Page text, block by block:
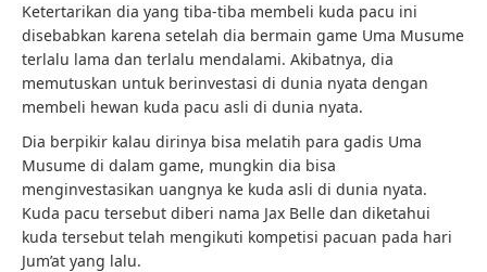
Ketertarikan dia yang tiba-tiba membeli kuda pacu ini
disebabkan karena setelah dia bermain game Uma Musume
terlalu lama dan terlalu mendalami. Akibatnya, dia
memutuskan untuk berinvestasi di dunia nyata dengan
membeli hewan kuda pacu asli di dunia nyata.
Dia berpikir kalau dirinya bisa melatih para gadis Uma
Musume di dalam game, mungkin dia bisa
menginvestasikan uangnya ke kuda asli di dunia nyata.
Kuda pacu tersebut diberi nama Jax Belle dan diketahui
kuda tersebut telah mengikuti kompetisi pacuan pada hari
Jum’at yang lalu.